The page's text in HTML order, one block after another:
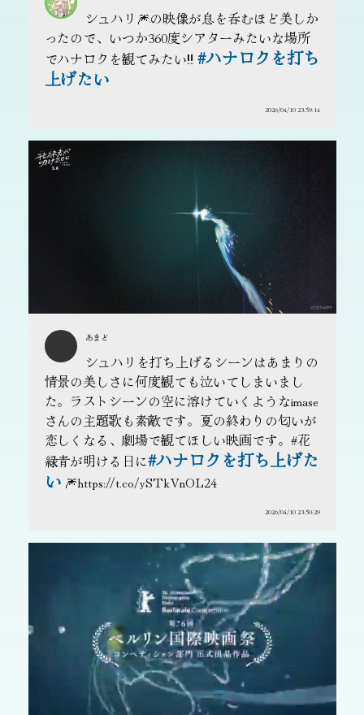
シュハリ🎆の映像が息を呑むほど美しか
ったので、いつか360度シアターみたいな場所
でハナロクを観てみたい‼️#ハナロクを打ち
上げたい
2026/04/10 23:59:14
あまど
シュハリを打ち上げるシーンはあまりの
情景の美しさに何度観ても泣いてしまいまし
た。ラストシーンの空に溶けていくようなimase
さんの主題歌も素敵です。夏の終わりの匂いが
恋しくなる、劇場で観てほしい映画です。#花
緑青が明ける日に#ハナロクを打ち上げた
い🎆https://t.co/ySTkVnOL24
2026/04/10 23:50:29